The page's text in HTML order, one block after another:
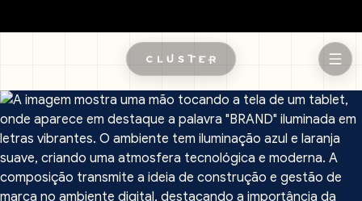
Pular para o conteúdo principal